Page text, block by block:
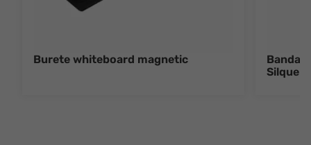
Burete whiteboard magnetic
Banda
Silque